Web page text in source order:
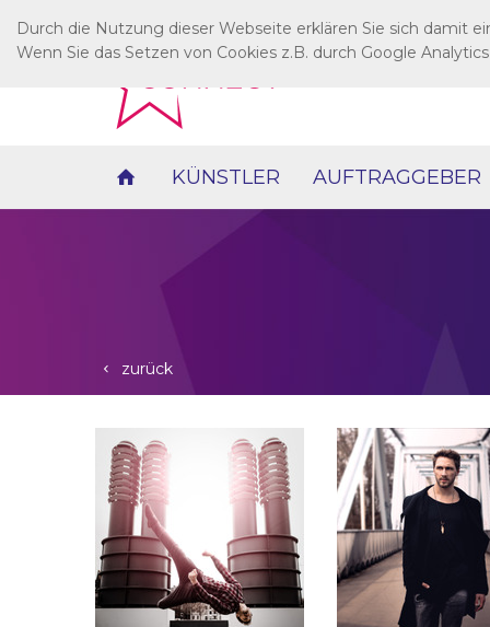
KÜNSTLER AUFTRAGGEBER
zurück
Durch die Nutzung dieser Webseite erklären Sie sich damit
Wenn Sie das Setzen von Cookies z.B. durch Google